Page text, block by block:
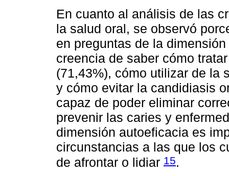
En cuanto al análisis de las
la salud oral, se observó
en preguntas de la dimensión
creencia de saber cómo
(71,43%), cómo utilizar de la
y cómo evitar la candidiasis
capaz de poder eliminar
prevenir las caries y
dimensión autoeficacia es
circunstancias a las que los
de afrontar o lidiar 15.